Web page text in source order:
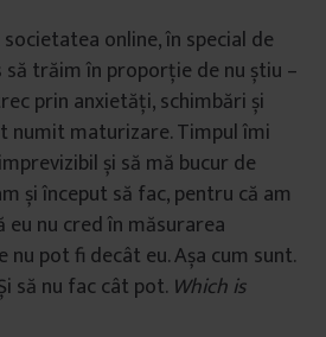
online, în special de
să trăim în proporție de nu știu –
prin anxietăți, schimbări și
numit maturizare. Timpul îmi
și să mă bucur de
și început să fac, pentru că am
nu cred în măsurarea
nu pot fi decât eu. Așa cum sunt.
să nu fac cât pot. Which is